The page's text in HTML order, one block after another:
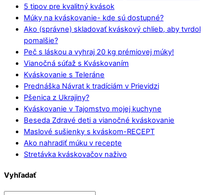
5 tipov pre kvalitný kvások
Múky na kváskovanie- kde sú dostupné?
Ako (správne) skladovať kváskový chlieb, aby tvrdol
pomalšie?
Peč s láskou a vyhraj 20 kg prémiovej múky!
Vianočná súťaž s Kváskovaním
Kváskovanie s Teleráne
Prednáška Návrat k tradíciám v Prievidzi
Pšenica z Ukrajiny?
Kváskovanie v Tajomstvo mojej kuchyne
Beseda Zdravé deti a vianočné kváskovanie
Maslové sušienky s kváskom-RECEPT
Ako nahradiť múku v recepte
Stretávka kváskovačov naživo
Vyhľadať